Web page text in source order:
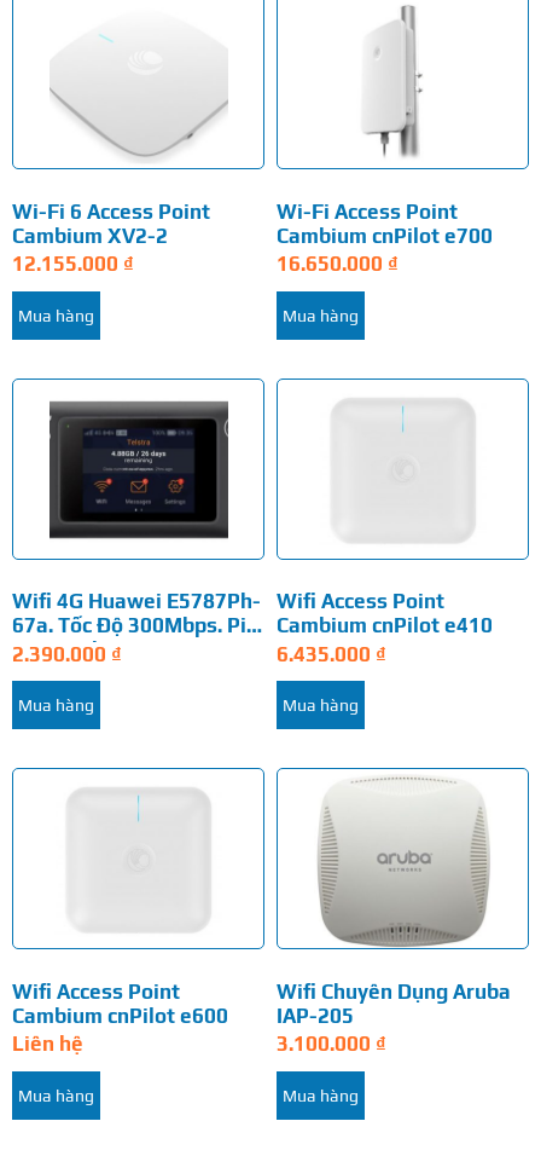
Wi-Fi 6 Access Point
Cambium XV2-2
12.155.000 ₫
Mua hàng
Wi-Fi Access Point
Cambium cnPilot e700
16.650.000 ₫
Mua hàng
Wifi 4G Huawei E5787Ph-
67a. Tốc Độ 300Mbps. Pin
3000mAh
2.390.000 ₫
Mua hàng
Wifi Access Point
Cambium cnPilot e410
6.435.000 ₫
Mua hàng
Wifi Access Point
Cambium cnPilot e600
Liên hệ
Mua hàng
Wifi Chuyên Dụng Aruba
IAP-205
3.100.000 ₫
Mua hàng